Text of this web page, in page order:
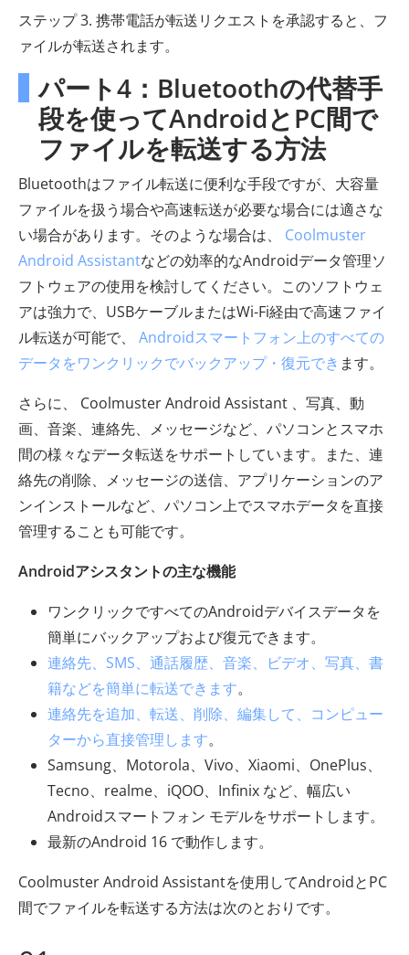
ステップ 3. 携帯電話が転送リクエストを承認すると、フ
ァイルが転送されます。
パート4：Bluetoothの代替手
段を使ってAndroidとPC間で
ファイルを転送する方法
Bluetoothはファイル転送に便利な手段ですが、大容量
ファイルを扱う場合や高速転送が必要な場合には適さな
い場合があります。そのような場合は、 Coolmuster
Android Assistantなどの効率的なAndroidデータ管理ソ
フトウェアの使用を検討してください。このソフトウェ
アは強力で、USBケーブルまたはWi-Fi経由で高速ファイ
ル転送が可能で、 Androidスマートフォン上のすべての
データをワンクリックでバックアップ・復元でき ます。
さらに、 Coolmuster Android Assistant 、写真、動
画、音楽、連絡先、メッセージなど、パソコンとスマホ
間の様々なデータ転送をサポートしています。また、連
絡先の削除、メッセージの送信、アプリケーションのア
ンインストールなど、パソコン上でスマホデータを直接
管理することも可能です。
Androidアシスタントの主な機能
ワンクリックですべてのAndroidデバイスデータを
簡単にバックアップおよび復元できます。
連絡先、SMS、通話履歴、音楽、ビデオ、写真、書
籍などを簡単に転送できます。
連絡先を追加、転送、削除、編集して、コンピュー
ターから直接管理します。
Samsung、Motorola、Vivo、Xiaomi、OnePlus、
Tecno、realme、iQOO、Infinix など、幅広い
Androidスマートフォン モデルをサポートします。
最新のAndroid 16 で動作します。
Coolmuster Android Assistantを使用してAndroidとPC
間でファイルを転送する方法は次のとおりです。